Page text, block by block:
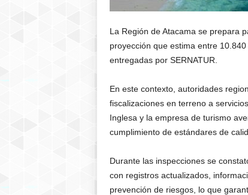
La Región de Atacama se prepara
proyección que estima entre
entregadas por SERNATUR
En este contexto, autoridades
fiscalizaciones en terreno a
Inglesa y la empresa de turismo
cumplimiento de estándares de
Durante las inspecciones se
con registros actualizados,
prevención de riesgos, lo que